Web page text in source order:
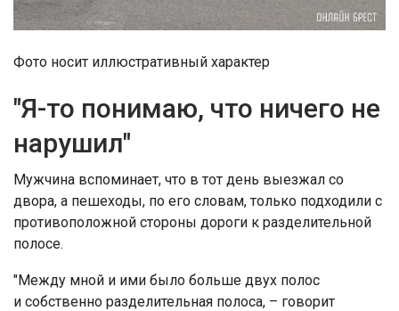
Фото носит иллюстративный характер
"Я-то понимаю, что ничего не
нарушил"
Мужчина вспоминает, что в тот день выезжал со
двора, а пешеходы, по его словам, только подходили с
противоположной стороны дороги к разделительной
полосе.
"Между мной и ими было больше двух полос
и собственно разделительная полоса, – говорит